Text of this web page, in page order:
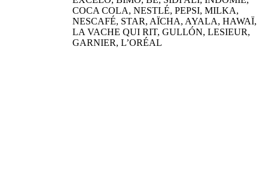
COCA COLA, NESTLÉ, PEPSI, MILKA,
NESCAFÉ, STAR, AÏCHA, AYALA, HAWAÏ,
LA VACHE QUI RIT, GULLÓN, LESIEUR,
GARNIER, L’ORÉAL